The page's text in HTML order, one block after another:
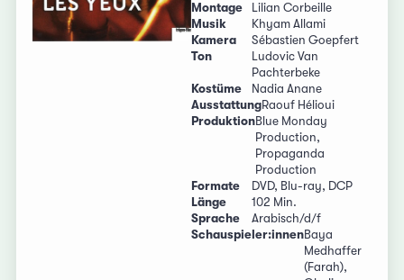
Montage
Lilian Corbeille
Musik
Khyam Allami
Kamera
Sébastien Goepfert
Ton
Ludovic Van
Pachterbeke
Kostüme
Nadia Anane
AusstattungRaouf Hélioui
ProduktionBlue Monday
Production,
Propaganda
Production
Formate
DVD, Blu-ray, DCP
Länge
102 Min.
Sprache
Arabisch/d/f
Schauspieler:innenBaya
Medhaffer
(Farah),